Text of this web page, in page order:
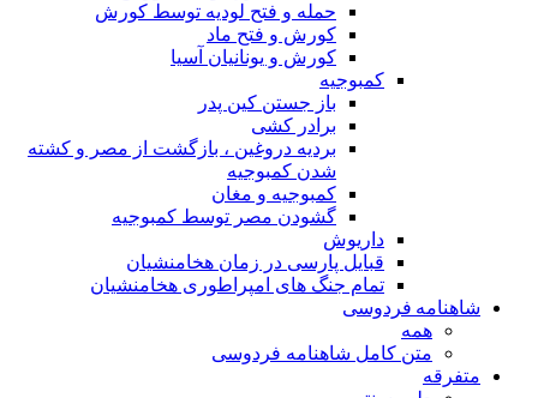
حمله و فتح لودیه توسط کورش
کورش و فتح ماد
کورش و یونانیان آسیا
کمبوجیه
باز جستن کین پدر
برادر کشی
بردیه دروغین ، بازگشت از مصر و کشته
شدن کمبوجیه
کمبوجیه و مغان
گشودن مصر توسط کمبوجیه
داریوش
قبایل پارسی در زمان هخامنشیان
تمام جنگ های امپراطوری هخامنشیان
شاهنامه فردوسی
همه
متن کامل شاهنامه فردوسی
متفرقه